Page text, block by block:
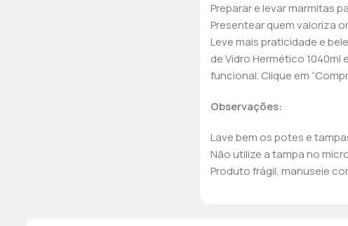
Preparar e levar marmitas
Presentear quem valoriza
Leve mais praticidade e
de Vidro Hermético
funcional. Clique em
Observações:
Lave bem os potes e
Não utilize a tampa no
Produto frágil, manuseie